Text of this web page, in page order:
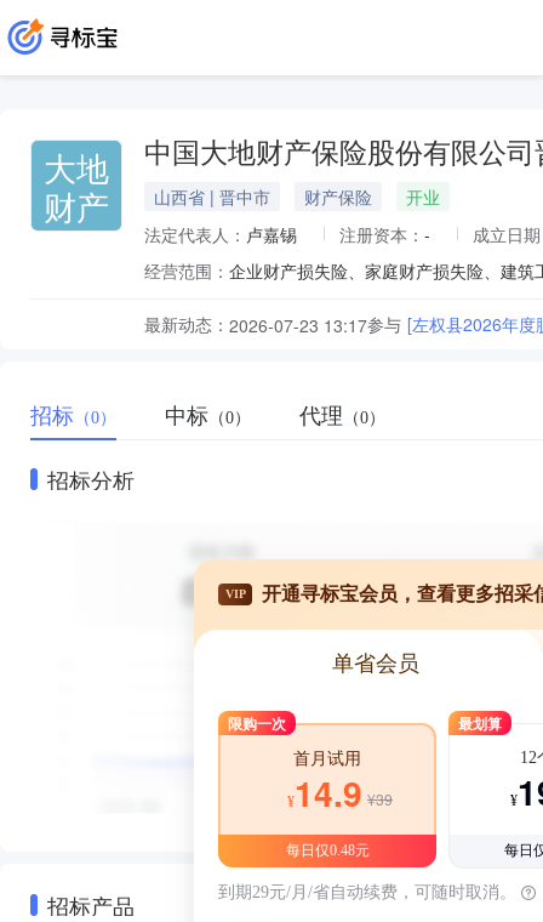
大地
财产
中国大地财产保险股份有限公
山西省 | 晋中市 财产保险
开业
法定代表人： 卢嘉锡 注册资本： -
成立日
经营范围：
最新动态： 2026-07-23 13:17参与 [左权县2026年度
招标 （0） 中标 （0） 代理 （0）
招标分析
招标产品
VIP 开通寻标宝会员，查看更多招采
单省会员
限购一次
首月试用
¥14.9 ¥39
每日仅0.48元
最划算
12
¥
每日
到期29元/月/省自动续费，可随时取消。